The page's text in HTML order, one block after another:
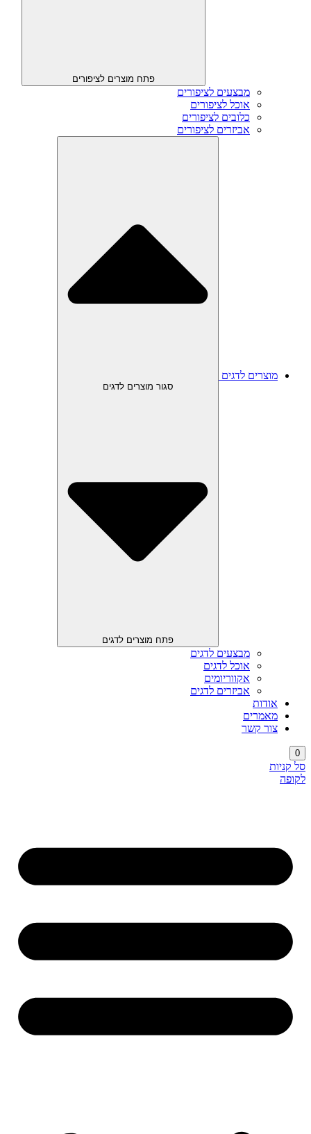
פתח מוצרים לציפורים
מבצעים לציפורים
אוכל לציפורים
כלובים לציפורים
אביזרים לציפורים
מוצרים לדגים
סגור מוצרים לדגים
פתח מוצרים לדגים
מבצעים לדגים
אוכל לדגים
אקווריומים
אביזרים לדגים
אודות
מאמרים
צור קשר
0
סל קניות
לקופה